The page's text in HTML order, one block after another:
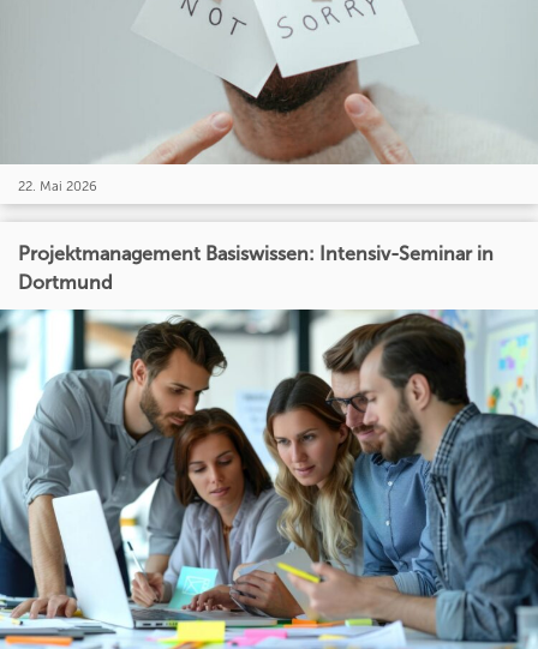
22. Mai 2026
Projektmanagement Basiswissen: Intensiv-Seminar in
Dortmund